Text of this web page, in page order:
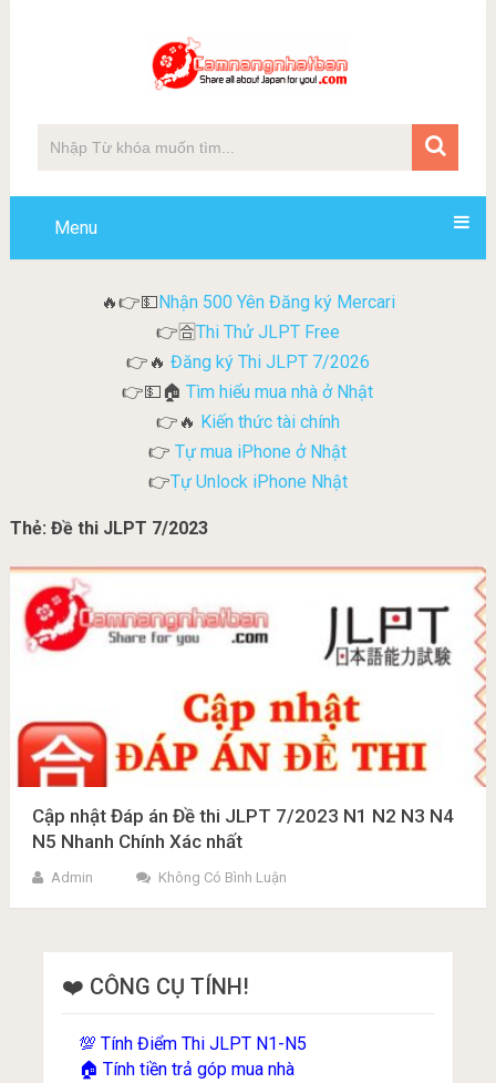
Menu
🔥👉💵Nhận 500 Yên Đăng ký Mercari
👉🈴Thi Thử JLPT Free
👉🔥 Đăng ký Thi JLPT 7/2026
👉💵🏠Tìm hiểu mua nhà ở Nhật
👉🔥 Kiến thức tài chính
👉 Tự mua iPhone ở Nhật
👉Tự Unlock iPhone Nhật
Thẻ: Đề thi JLPT 7/2023
Cập nhật Đáp án Đề thi JLPT 7/2023 N1 N2 N3 N4
N5 Nhanh Chính Xác nhất
Admin Không Có Bình Luận
❤️ CÔNG CỤ TÍNH!
💯Tính Điểm Thi JLPT N1-N5
🏠Tính tiền trả góp mua nhà